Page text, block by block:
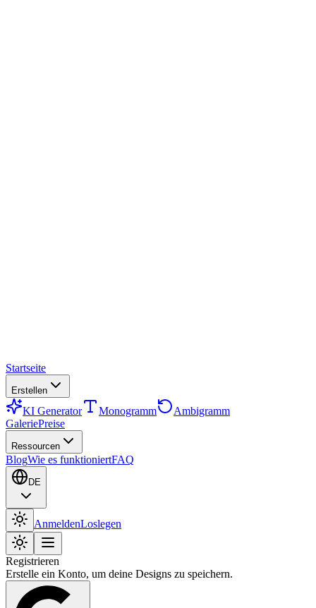
Startseite
Erstellen
KI Generator Monogramm
Ambigramm
GaleriePreise
Ressourcen
BlogWie es funktioniertFAQ
DE
AnmeldenLoslegen
Registrieren
Erstelle ein Konto, um deine Designs zu speichern.